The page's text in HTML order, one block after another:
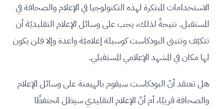
الاستخدامات المبتكرة لهذه التكنولوجيا في الإعلام والصحافة في
المستقبل. نتيجةً لذلك، يجب على وسائل الإعلام التقليديّة أن
تتكيّف وتتبنى البودكاست كوسيلة إعلاميّة واعدة وإلا فلن يكون
لها مكان في المشهد الإعلامي المستقبلي.
هل تعتقد أنّ البودكاست سيقوم بالهيمنة على وسائل الإعلام
والصحافة قريبًا، أم أنّ الإعلام التقليدي سيظل مُحتفظًا